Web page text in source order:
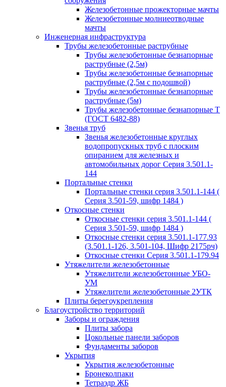
Железобетонные прожекторные мачты
Железобетонные молниеотводные
мачты
Инженерная инфраструктура
Трубы железобетонные раструбные
Трубы железобетонные безнапорные
раструбные (2,5м)
Трубы железобетонные безнапорные
раструбные (2,5м с подошвой)
Трубы железобетонные безнапорные
раструбные (5м)
Трубы железобетонные безнапорные Т
(ГОСТ 6482-88)
Звенья труб
Звенья железобетонные круглых
водопропускных труб с плоским
опиранием для железных и
автомобильных дорог Серия 3.501.1-
144
Портальные стенки
Портальные стенки серия 3.501.1-144 (
Серия 3.501-59, шифр 1484 )
Откосные стенки
Откосные стенки серия 3.501.1-144 (
Серия 3.501-59, шифр 1484 )
Откосные стенки серия 3.501.1-177.93
(3.501.1-126, 3.501-104, Шифр 2175рч)
Откосные стенки Серия 3.501.1-179.94
Утяжелители железобетонные
Утяжелители железобетонные УБО-
УМ
Утяжелители железобетонные 2УТК
Плиты берегоукрепления
Благоустройство территорий
Заборы и ограждения
Плиты забора
Цокольные панели заборов
Фундаменты заборов
Укрытия
Укрытия железобетонные
Бронеколпаки
Тетраэдр ЖБ